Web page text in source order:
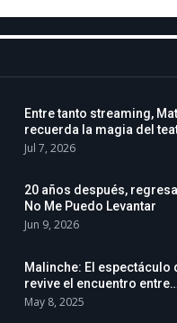
Entre tanto streaming,
recuerda la magia del
Jul 7, 2026
20 años después,
No Me Puedo Levantar
Jun 9, 2026
Malinche: El espectáculo
revive el encuentro entre…
May 8, 2025